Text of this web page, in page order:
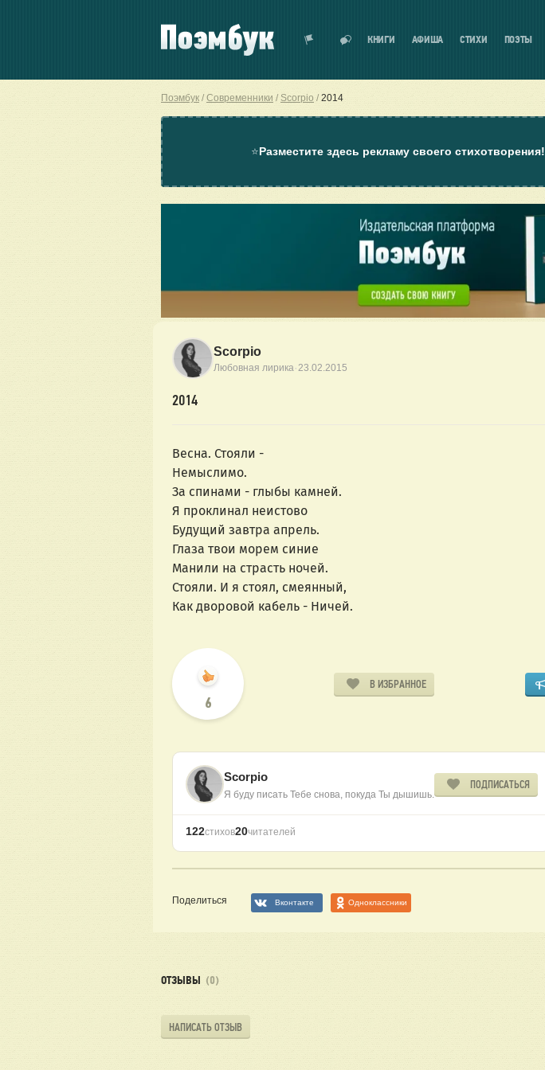
КНИГИ АФИША СТИХИ ПОЭТЫ
Поэмбук Современники Scorpio 2014
⭐Разместите здесь рекламу своего стихотворения!
Scorpio
Любовная лирика·23.02.2015
2014
Весна. Стояли -
Немыслимо.
За спинами - глыбы камней.
Я проклинал неистово
Будущий завтра апрель.
Глаза твои морем синие
Манили на страсть ночей.
Стояли. И я стоял, смеянный,
Как дворовой кабель - Ничей.
6
В ИЗБРАННОЕ
Scorpio
Я буду писать Тебе снова, покуда Ты дышишь.
ПОДПИСАТЬСЯ
122стихов20читателей
Поделиться Вконтакте Одноклассники
ОТЗЫВЫ (0)
НАПИСАТЬ ОТЗЫВ